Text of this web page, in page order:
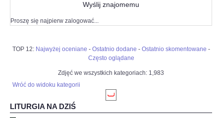
Wyślij znajomemu
Proszę się najpierw zalogować...
TOP 12: Najwyżej oceniane - Ostatnio dodane - Ostatnio skomentowane -
Często oglądane
Zdjęć we wszystkich kategoriach: 1,983
Wróć do widoku kategorii
LITURGIA NA DZIŚ